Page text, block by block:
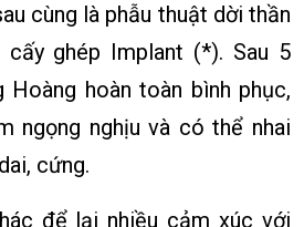
cùng là phẫu thuật dời thần
ghép Implant (*). Sau 5
hoàn toàn bình phục,
ngọng nghịu và có thể nhai
cứng.
để lại nhiều cảm xúc với